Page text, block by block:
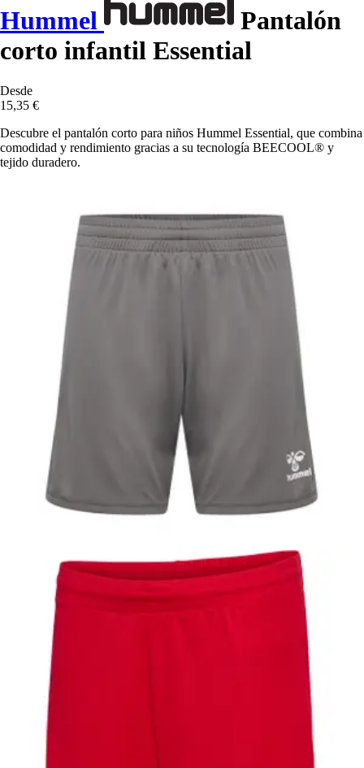
Hummel
Pantalón
corto infantil Essential
Desde
15,35 €
Descubre el pantalón corto para niños Hummel Essential, que combina
comodidad y rendimiento gracias a su tecnología BEECOOL® y
tejido duradero.